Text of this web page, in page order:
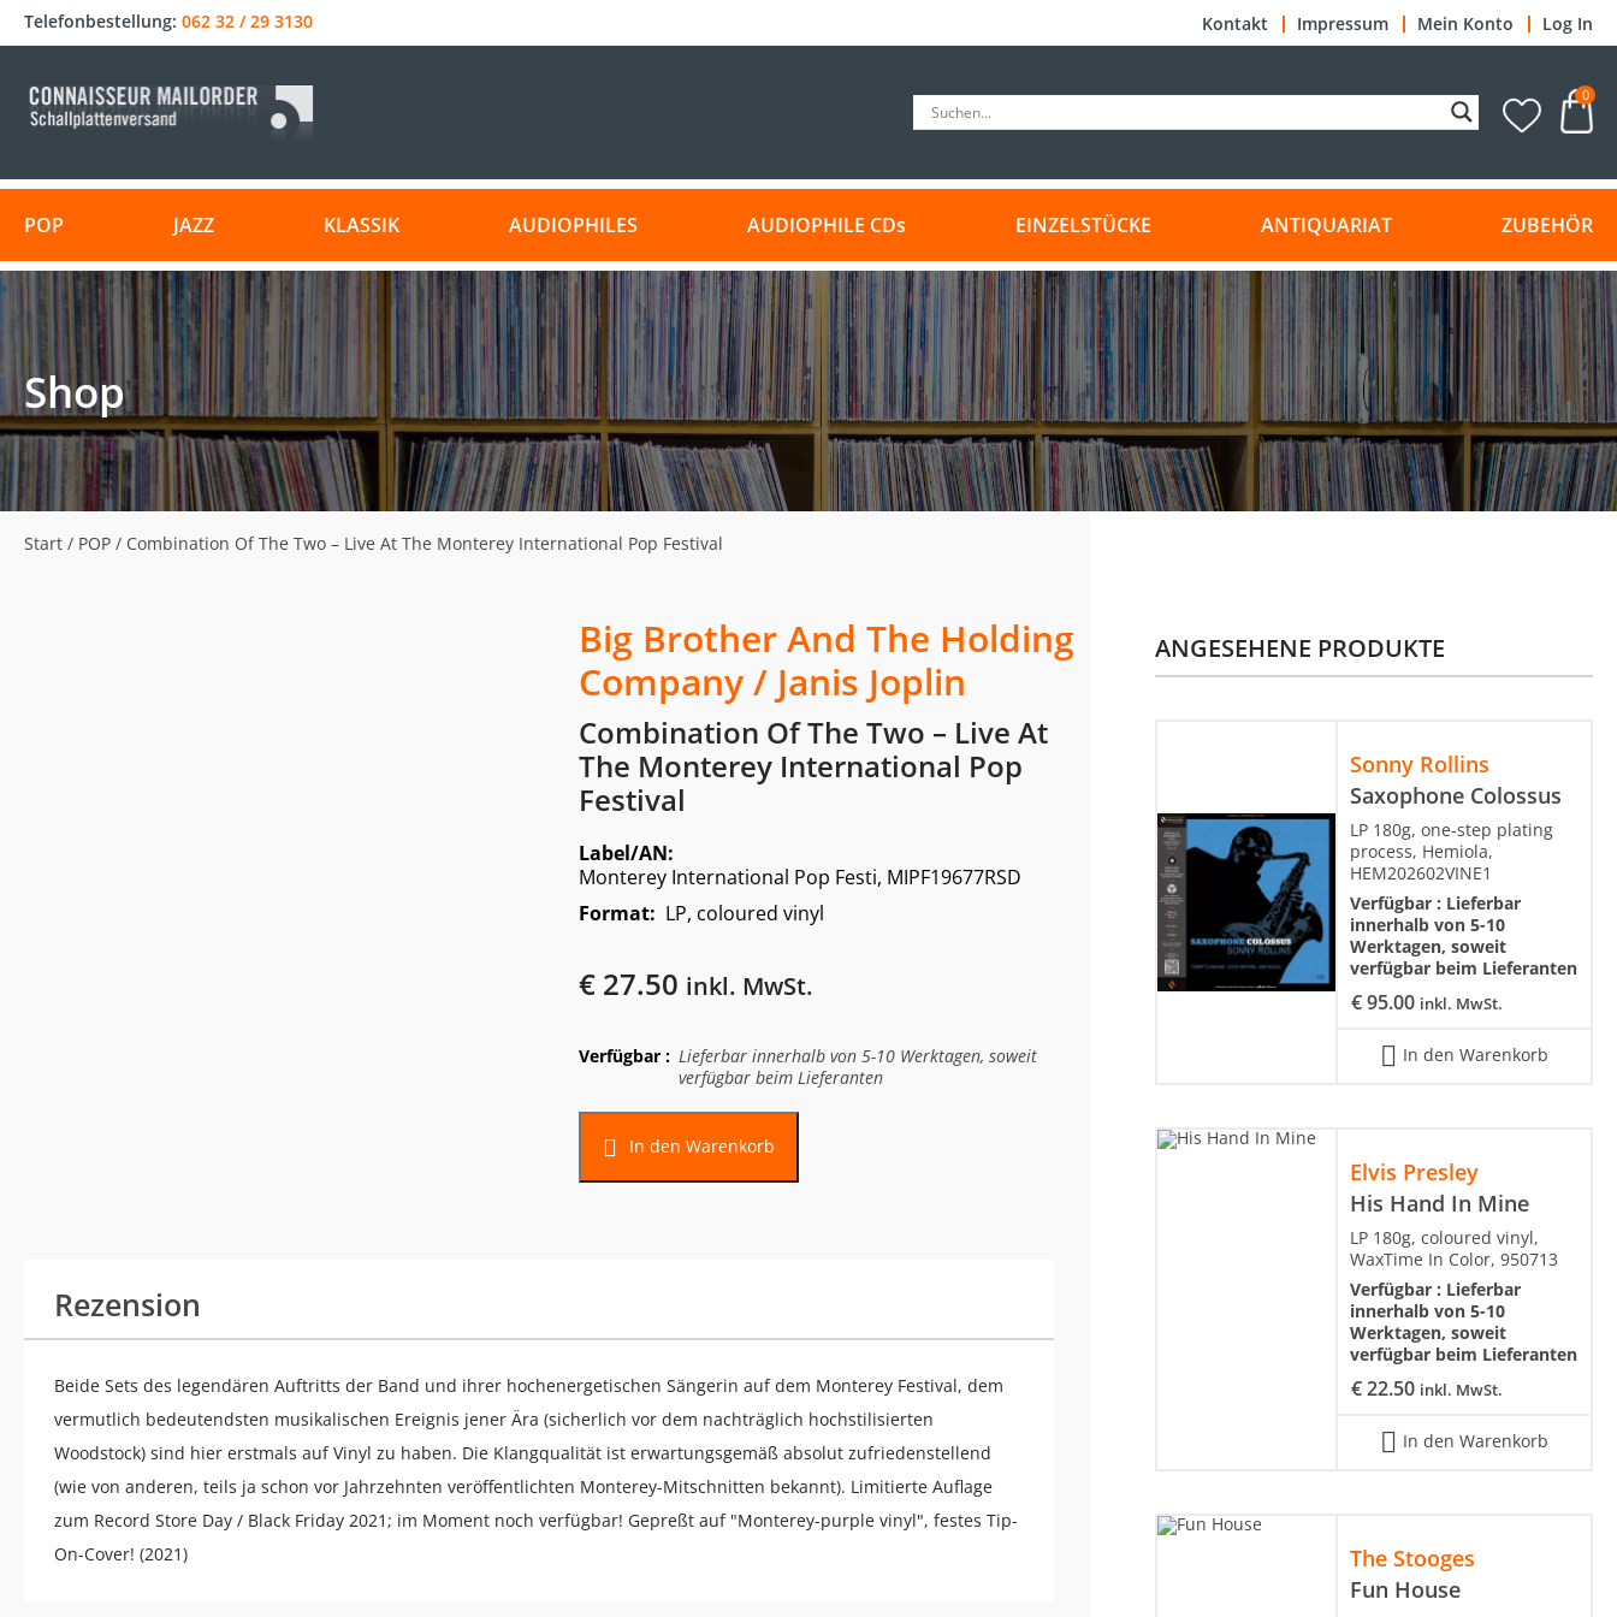
Telefonbestellung: 062 32 / 29 3130 Kontakt Impressum Mein Konto Log In
0
POP JAZZ KLASSIK AUDIOPHILES AUDIOPHILE CDs EINZELSTÜCKE ANTIQUARIAT ZUBEHÖR
Shop
Start / POP / Combination Of The Two – Live At The Monterey International Pop Festival
Big Brother And The Holding
Company / Janis Joplin
Combination Of The Two – Live At
The Monterey International Pop
Festival
Label/AN:
Monterey International Pop Festi, MIPF19677RSD
Format: LP, coloured vinyl
€27.50 inkl. MwSt.
Verfügbar : Lieferbar innerhalb von 5-10 Werktagen, soweit
verfügbar beim Lieferanten
In den Warenkorb
Rezension
Beide Sets des legendären Auftritts der Band und ihrer hochenergetischen Sängerin auf dem Monterey Festival, dem
vermutlich bedeutendsten musikalischen Ereignis jener Ära (sicherlich vor dem nachträglich hochstilisierten
Woodstock) sind hier erstmals auf Vinyl zu haben. Die Klangqualität ist erwartungsgemäß absolut zufriedenstellend
(wie von anderen, teils ja schon vor Jahrzehnten veröffentlichten Monterey-Mitschnitten bekannt). Limitierte Auflage
zum Record Store Day / Black Friday 2021; im Moment noch verfügbar! Gepreßt auf "Monterey-purple vinyl", festes Tip-
On-Cover! (2021)
ANGESEHENE PRODUKTE
Sonny Rollins
Saxophone Colossus
€95.00 inkl. MwSt.
LP 180g, one-step plating
process, Hemiola,
HEM202602VINE1
Verfügbar : Lieferbar
innerhalb von 5-10
Werktagen, soweit
verfügbar beim Lieferanten
In den Warenkorb
Elvis Presley
His Hand In Mine
€22.50 inkl. MwSt.
LP 180g, coloured vinyl,
WaxTime In Color, 950713
Verfügbar : Lieferbar
innerhalb von 5-10
Werktagen, soweit
verfügbar beim Lieferanten
In den Warenkorb
The Stooges
Fun House